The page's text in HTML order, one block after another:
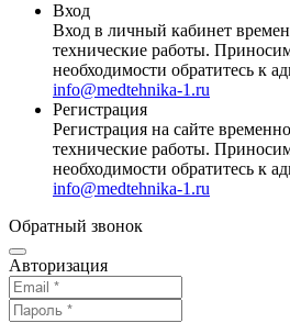
Вход
Вход в личный кабинет
технические работы.
необходимости обратитесь к
info@medtehnika-1.ru
Регистрация
Регистрация на сайте
технические работы.
необходимости обратитесь к
info@medtehnika-1.ru
Обратный звонок
Авторизация